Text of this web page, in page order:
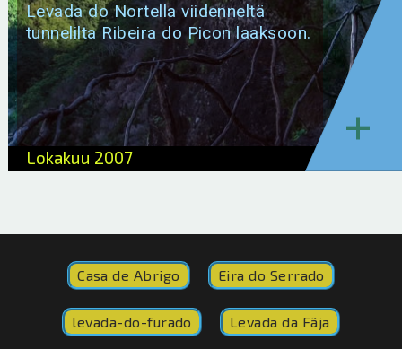
Levada do Nortella viidenneltä
tunnelilta Ribeira do Picon laaksoon.
Lokakuu 2007
+
Casa de Abrigo Eira do Serrado
levada-do-furado Levada da Fãja